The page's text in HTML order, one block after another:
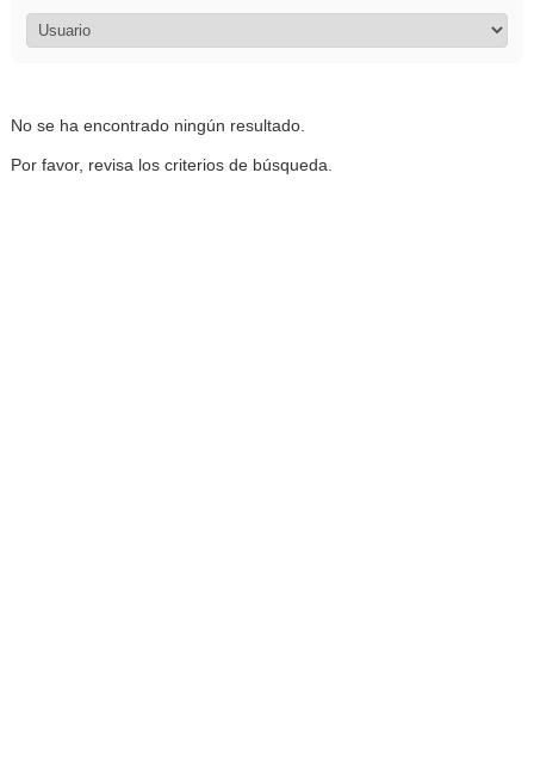
No se ha encontrado ningún resultado.
Por favor, revisa los criterios de búsqueda.